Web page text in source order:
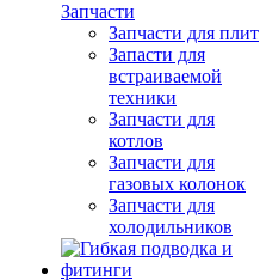
Запчасти
Запчасти для плит
Запасти для
встраиваемой
техники
Запчасти для
котлов
Запчасти для
газовых колонок
Запчасти для
холодильников